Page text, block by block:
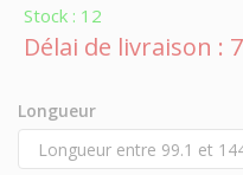
Stock : 12
Délai de livraison :
Longueur